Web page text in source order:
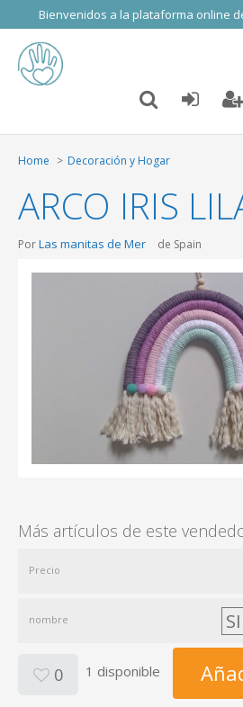
Bienvenidos a la plataforma online
Home Decoración y Hogar
ARCO IRIS
PorLas manitas de Mer de Spain
Más artículos de este
Precio
nombre
0 1 disponible